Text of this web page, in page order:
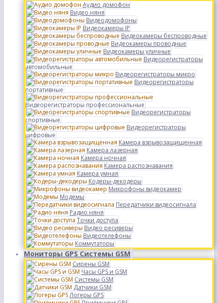
Аудио домофон
Видео няня
Видеодомофоны
Видеокамеры IP
Видеокамеры беспроводные
Видеокамеры проводные
Видеокамеры уличные
Видеорегистраторы
автомобильные
Видеорегистраторы микро
Видеорегистраторы
портативные
Видеорегистраторы профессиональные
Видеорегистраторы
спортивные
Видеорегистраторы
цифровые
Камера взрывозащищенная
Камера лазерная
Камера ночная
Камера распознавания
Камера умная
Кодеры-декодеры
Микрофоны видеокамер
Модемы
Передатчики видеосигнала
Радио няня
Точки доступа
Видео ресиверы
Видеотелефоны
Коммутаторы
Мониторы GPS Системы GSM
Сирены GSM
Часы GPS и GSM
Системы GSM
Датчики GSM
Логеры GPS